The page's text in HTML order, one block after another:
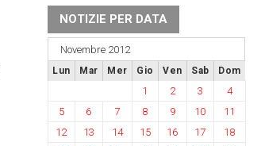
NOTIZIE PER DATA
Novembre 2012
Lun Mar Mer Gio Ven Sab Dom
1 2 3
4
5
6 7 8 9 10
11
12
13 14 15 16 17
18